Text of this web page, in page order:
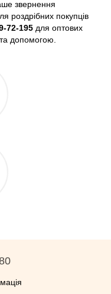
звернення
роздрібних покупців
72-195 для оптових
допомогою.